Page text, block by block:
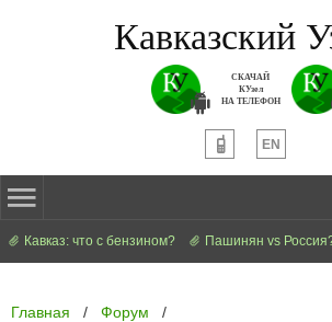
Кавказский
СКАЧАЙ
КУзел
НА ТЕЛЕФОН
EN
Кавказ: что с бензином? Пашинян vs
Главная / Форум /